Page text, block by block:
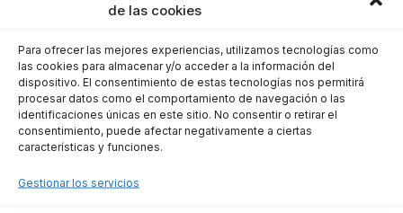
de las cookies
Para ofrecer las mejores experiencias, utilizamos tecnologías como
las cookies para almacenar y/o acceder a la información del
dispositivo. El consentimiento de estas tecnologías nos permitirá
procesar datos como el comportamiento de navegación o las
identificaciones únicas en este sitio. No consentir o retirar el
consentimiento, puede afectar negativamente a ciertas
características y funciones.
Gestionar los servicios
correspondiente de Hacienda.
Plazos de presentación
El cumplimiento del plazo de presentación es un
factor crucial. Para las declaraciones